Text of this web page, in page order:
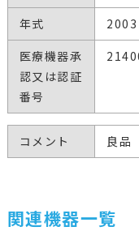
年式
2003
医療機器承
認又は認証
番号
コメント 良品
関連機器一覧